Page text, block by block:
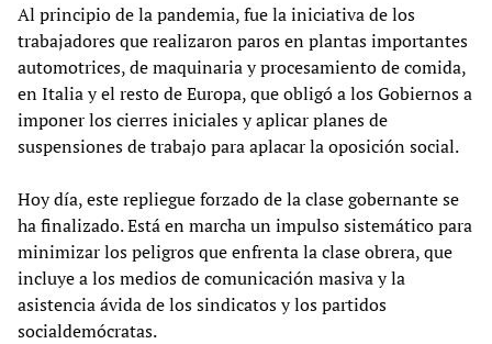
Al principio de la pandemia, fue la iniciativa de los
trabajadores que realizaron paros en plantas importantes
automotrices, de maquinaria y procesamiento de comida,
en Italia y el resto de Europa, que obligó a los Gobiernos a
imponer los cierres iniciales y aplicar planes de
suspensiones de trabajo para aplacar la oposición social.
Hoy día, este repliegue forzado de la clase gobernante se
ha finalizado. Está en marcha un impulso sistemático para
minimizar los peligros que enfrenta la clase obrera, que
incluye a los medios de comunicación masiva y la
asistencia ávida de los sindicatos y los partidos
socialdemócratas.